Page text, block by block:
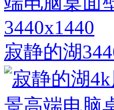
3440x1440
寂静的湖